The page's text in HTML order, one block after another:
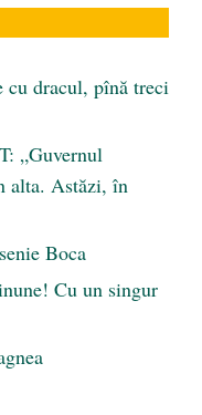
cu dracul, pînă treci
„Guvernul
alta. Astăzi, în
Boca
Cu un singur